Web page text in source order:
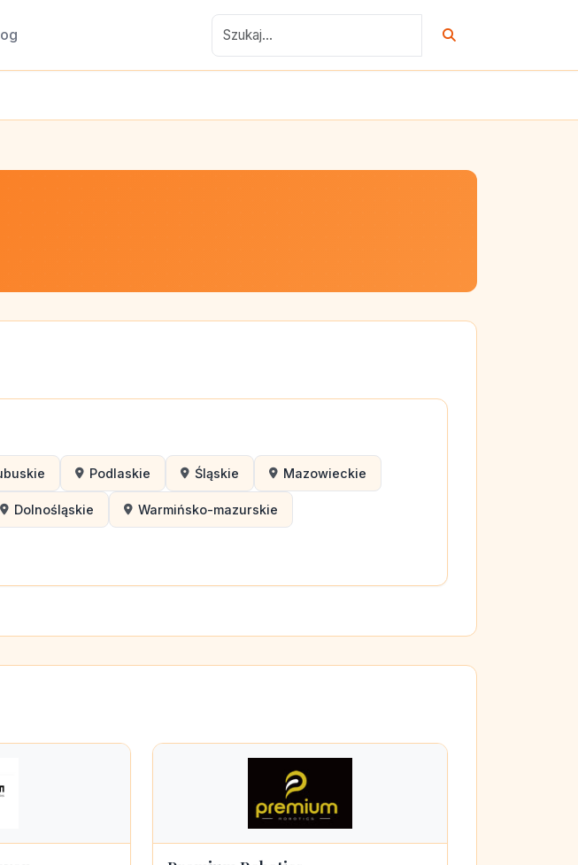
Podlaskie Śląskie Mazowieckie
Dolnośląskie Warmińsko-mazurskie